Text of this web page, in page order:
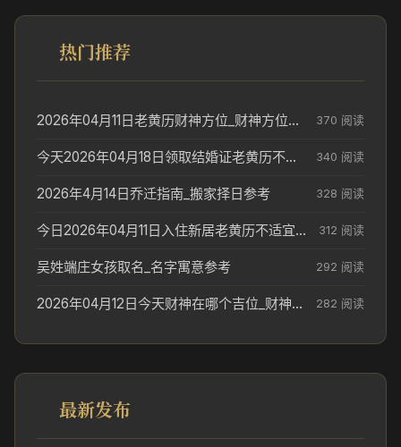
热门推荐
2026年04月11日老黄历财神方位_财神方位与供奉讲究 370 阅读
今天2026年04月18日领取结婚证老黄历不适合吗_领证日期参考 340 阅读
2026年4月14日乔迁指南_搬家择日参考 328 阅读
今日2026年04月11日入住新居老黄历不适宜吗_搬家择日参考 312 阅读
吴姓端庄女孩取名_名字寓意参考 292 阅读
2026年04月12日今天财神在哪个吉位_财神方位参考 282 阅读
最新发布